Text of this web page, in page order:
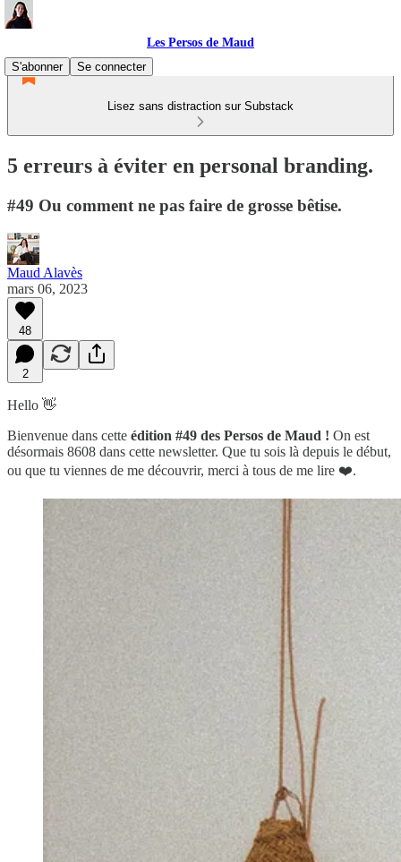
Les Persos de Maud
S'abonner
Se connecter
Lisez sans distraction sur Substack
5 erreurs à éviter en personal branding.
#49 Ou comment ne pas faire de grosse bêtise.
Maud Alavès
mars 06, 2023
48
2
Hello 👋
Bienvenue dans cette édition #49 des Persos de Maud ! On est
désormais 8608 dans cette newsletter. Que tu sois là depuis le début,
ou que tu viennes de me découvrir, merci à tous de me lire ❤️.